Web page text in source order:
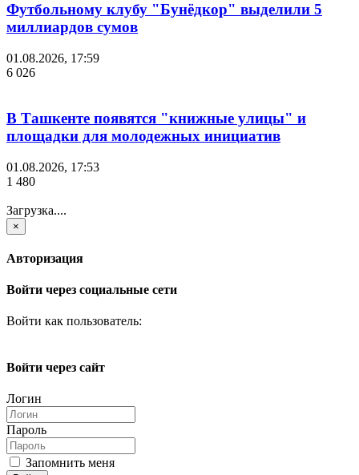
Футбольному клубу "Бунёдкор" выделили 5
миллиардов сумов
01.08.2026, 17:59
6 026
В Ташкенте появятся "книжные улицы" и
площадки для молодежных инициатив
01.08.2026, 17:53
1 480
Загрузка....
×
Авторизация
Войти через социальные сети
Войти как пользователь:
Войти через сайт
Логин
Пароль
Запомнить меня